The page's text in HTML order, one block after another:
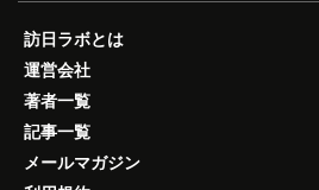
訪日ラボとは
運営会社
著者一覧
記事一覧
メールマガジン